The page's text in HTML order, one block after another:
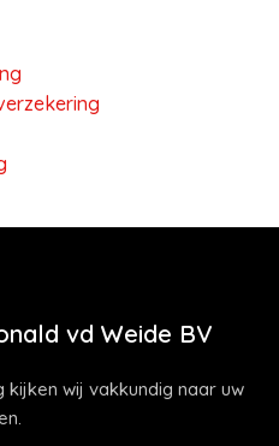
vd Weide BV
wij vakkundig naar uw